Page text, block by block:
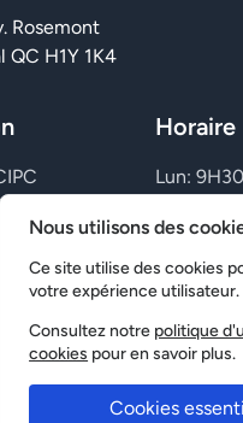
Rosemont
QC H1Y 1K4
Horaire
Lun:
Mer:
Jeu:
Ven:
Sam:
Dim: Fermé
Nous utilisons des
Ce site utilise des cookies
votre expérience utilisateur.
Consultez notre politique
cookies pour en savoir plus.
Cookies